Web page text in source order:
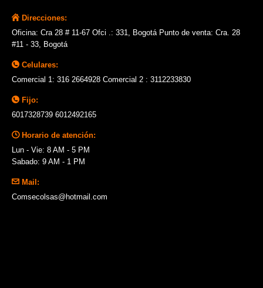
Direcciones:
Oficina: Cra 28 # 11-67 Ofci .: 331, Bogotá Punto de venta: Cra. 28
#11 - 33, Bogotá
Celulares:
Comercial 1: 316 2664928 Comercial 2 : 3112233830
Fijo:
6017328739 6012492165
Horario de atención:
Lun - Vie: 8 AM - 5 PM
Sabado: 9 AM - 1 PM
Mail:
Comsecolsas@hotmail.com